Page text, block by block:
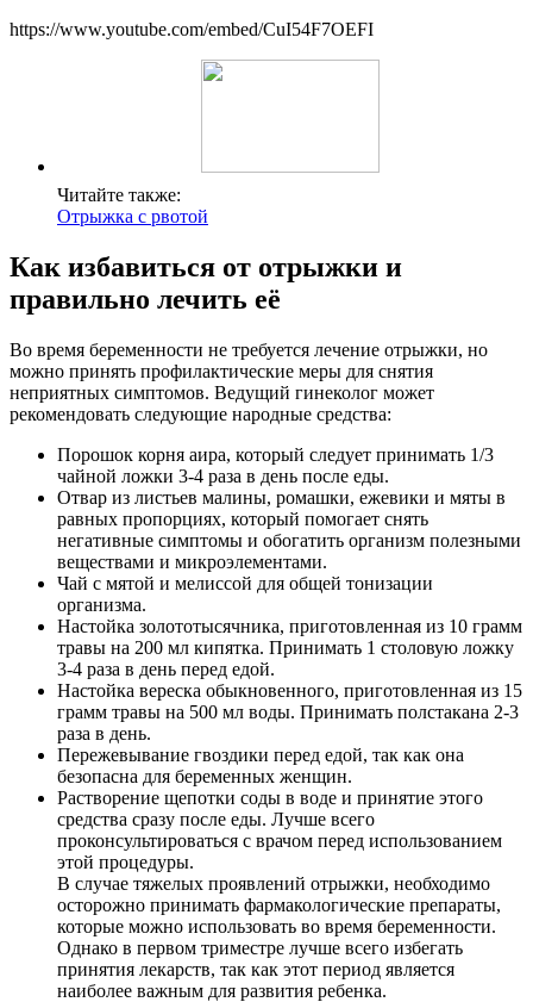
https://www.youtube.com/embed/CuI54F7OEFI
Читайте также:
Отрыжка с рвотой
Как избавиться от отрыжки и
правильно лечить её
Во время беременности не требуется лечение отрыжки, но
можно принять профилактические меры для снятия
неприятных симптомов. Ведущий гинеколог может
рекомендовать следующие народные средства:
Порошок корня аира, который следует принимать 1/3
чайной ложки 3-4 раза в день после еды.
Отвар из листьев малины, ромашки, ежевики и мяты в
равных пропорциях, который помогает снять
негативные симптомы и обогатить организм полезными
веществами и микроэлементами.
Чай с мятой и мелиссой для общей тонизации
организма.
Настойка золототысячника, приготовленная из 10 грамм
травы на 200 мл кипятка. Принимать 1 столовую ложку
3-4 раза в день перед едой.
Настойка вереска обыкновенного, приготовленная из 15
грамм травы на 500 мл воды. Принимать полстакана 2-3
раза в день.
Пережевывание гвоздики перед едой, так как она
безопасна для беременных женщин.
Растворение щепотки соды в воде и принятие этого
средства сразу после еды. Лучше всего
проконсультироваться с врачом перед использованием
этой процедуры.
В случае тяжелых проявлений отрыжки, необходимо
осторожно принимать фармакологические препараты,
которые можно использовать во время беременности.
Однако в первом триместре лучше всего избегать
принятия лекарств, так как этот период является
наиболее важным для развития ребенка.